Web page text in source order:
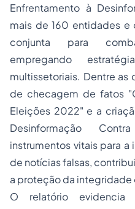
Enfrentamento à
mais de 160 entidades e
conjunta para
empregando
multissetoriais. Dentre as
de checagem de fatos
Eleições 2022" e a
Desinformação
instrumentos vitais para
de notícias falsas,
a proteção da
O relatório